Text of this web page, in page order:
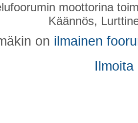
moottorina
Käännös,
on ilmainen